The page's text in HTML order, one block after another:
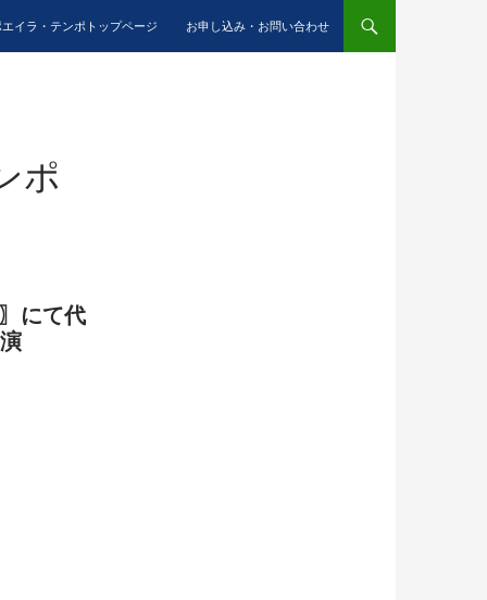
イラ・テンポトップページ お申し込み・お問い合わせ
ポ
にて代